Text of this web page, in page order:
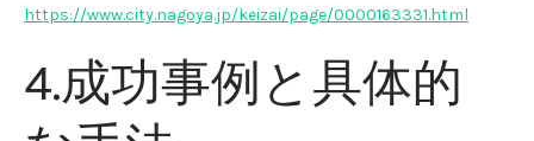
https://www.city.nagoya.jp/keizai/page/0000163331.html
4.成功事例と具体的